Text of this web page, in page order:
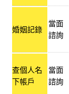
婚姻記錄
當面
諮詢
查個人名
下帳戶
當面
諮詢